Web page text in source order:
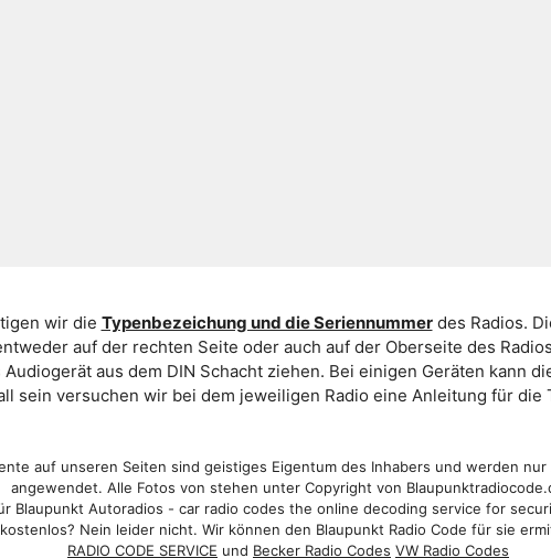
wir die Typenbezeichung und die Seriennummerdes Radios.
auf der rechten Seite oder auch auf der Oberseite des
aus dem DIN Schacht ziehen. Bei einigen Geräten kann
sein versuchen wir bei dem jeweiligen Radio eine Anleitung für die
auf unseren Seiten sind geistiges Eigentum des Inhabers und werden
angewendet. Alle Fotos von stehen unter Copyright von
Blaupunkt Autoradios - car radio codes the online decoding service for
Nein leider nicht. Wir können den Blaupunkt Radio Code für sie
RADIO CODE SERVICE und Becker Radio Codes VW Radio Codes